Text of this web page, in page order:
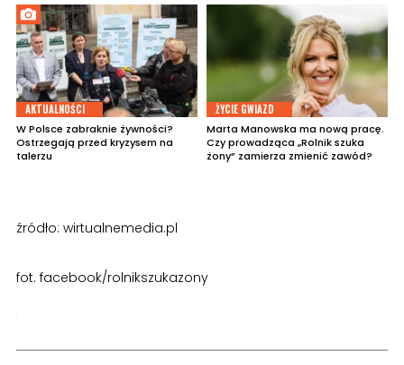
AKTUALNOŚCI
W Polsce zabraknie żywności?
Ostrzegają przed kryzysem na
talerzu
ŻYCIE GWIAZD
Marta Manowska ma nową pracę.
Czy prowadząca „Rolnik szuka
żony” zamierza zmienić zawód?
źródło: wirtualnemedia.pl
fot. facebook/rolnikszukazony